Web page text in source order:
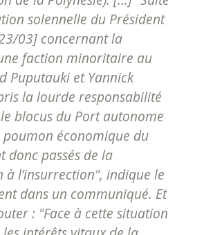
solennelle du Président
03] concernant la
faction minoritaire au
Puputauki et Yannick
la lourde responsabilité
blocus du Port autonome
poumon économique du
donc passés de la
à l’insurrection", indique le
dans un communiqué. Et
: "Face à cette situation